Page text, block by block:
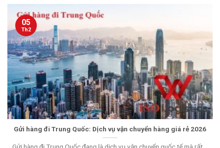
Gửi hàng đi Trung Quốc: Dịch vụ vận chuyển hàng giá rẻ 2026
05
Th2